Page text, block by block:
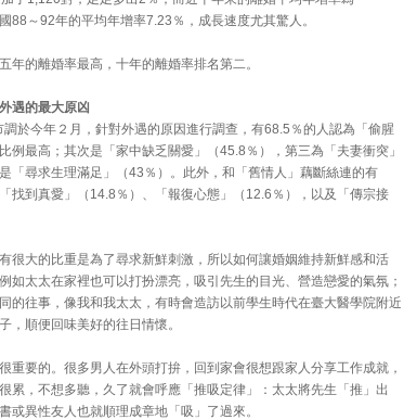
88～92年的平均年增率7.23％，成長速度尤其驚人。
年的離婚率最高，十年的離婚率排名第二。
遇的最大原凶
調於今年２月，針對外遇的原因進行調查，有68.5％的人認為「偷腥
例最高；其次是「家中缺乏關愛」（45.8％），第三為「夫妻衝突」
「尋求生理滿足」（43％）。此外，和「舊情人」藕斷絲連的有
找到真愛」（14.8％）、「報復心態」（12.6％），以及「傳宗接
很大的比重是為了尋求新鮮刺激，所以如何讓婚姻維持新鮮感和活
如太太在家裡也可以打扮漂亮，吸引先生的目光、營造戀愛的氣氛；
的往事，像我和我太太，有時會造訪以前學生時代在臺大醫學院附近
，順便回味美好的往日情懷。
重要的。很多男人在外頭打拚，回到家會很想跟家人分享工作成就，
累，不想多聽，久了就會呼應「推吸定律」：太太將先生「推」出
或異性友人也就順理成章地「吸」了過來。